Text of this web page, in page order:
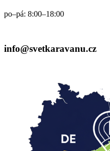
po–pá: 8:00–18:00
info@svetkaravanu.cz